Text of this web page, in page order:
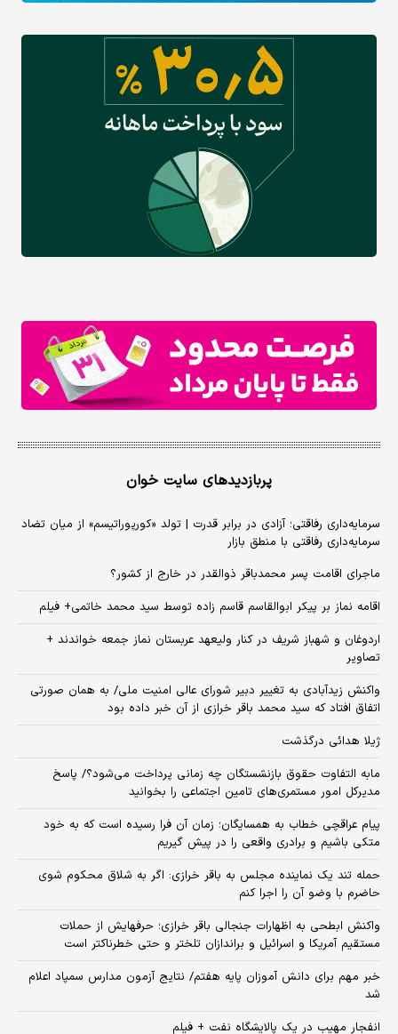
پربازدیدهای سایت خوان
سرمایه‌داری رفاقتی؛ آزادی در برابر قدرت | تولد «کورپوراتیسم» از میان تضاد
سرمایه‌داری رفاقتی با منطق بازار
ماجرای اقامت پسر محمدباقر ذوالقدر در خارج از کشور؟
اقامه نماز بر پیکر ابوالقاسم قاسم زاده توسط سید محمد خاتمی+ فیلم
اردوغان و شهباز شریف در کنار ولیعهد عربستان نماز جمعه خواندند +
تصاویر
واکنش زیدآبادی به تغییر دبیر شورای عالی امنیت ملی/ به همان صورتی
اتفاق افتاد که سید محمد باقر خرازی از آن خبر داده بود
ژیلا هدائی درگذشت
مابه التفاوت حقوق بازنشستگان چه زمانی پرداخت می‌شود؟/ پاسخ
مدیرکل امور مستمری‌های تامین اجتماعی را بخوانید
پیام عراقچی خطاب به همسایگان؛ زمان آن فرا رسیده است که به خود
متکی باشیم و برادری واقعی را در پیش گیریم
حمله تند یک نماینده مجلس به باقر خرازی: اگر به شلاق محکوم شوی
حاضرم با وضو آن را اجرا کنم
واکنش ابطحی به اظهارات جنجالی باقر خرازی؛ حرفهایش از حملات
مستقیم آمریکا و اسرائیل و براندازان تلختر و حتی خطرناکتر است
خبر مهم برای دانش آموزان پایه هفتم/ نتایج آزمون مدارس سمپاد اعلام
شد
انفجار مهیب در یک پالایشگاه نفت + فیلم